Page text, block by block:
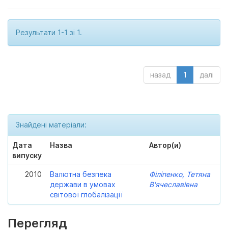
Результати 1-1 зі 1.
назад 1 далі
Знайдені матеріали:
Дата
випуску
Назва Автор(и)
2010
Валютна безпека
держави в умовах
світової глобалізації
Філіпенко, Тетяна
В'ячеславівна
Перегляд